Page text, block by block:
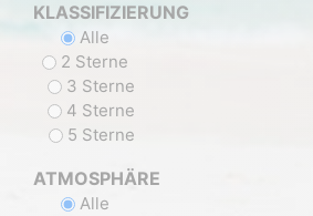
KLASSIFIZIERUNG
Alle
2 Sterne
3 Sterne
4 Sterne
5 Sterne
ATMOSPHÄRE
Alle